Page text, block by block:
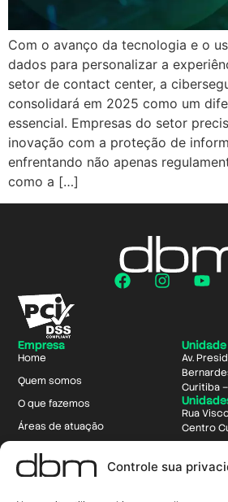
Controle sua
Com o avanço da tecnologia e o
dados para personalizar a
setor de contact center, a
consolidará em 2025 como um
essencial. Empresas do setor
inovação com a proteção de
enfrentando não apenas
como a […]
Empresa
Home
Quem somos
O que fazemos
Áreas de atuação
Trabalhe na dbm
Av.
Curitiba
Rua
Centro
Curitiba